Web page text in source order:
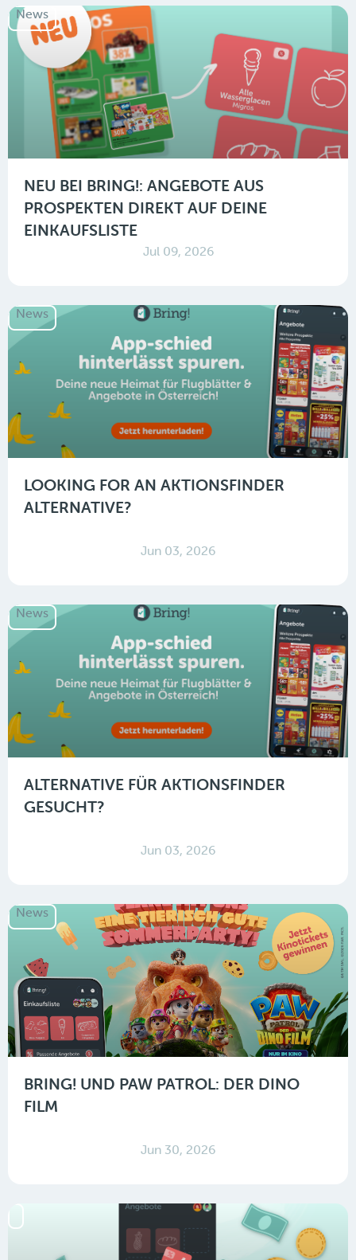
News
NEU BEI BRING!: ANGEBOTE AUS
PROSPEKTEN DIREKT AUF DEINE
EINKAUFSLISTE
Jul 09, 2026
News
LOOKING FOR AN AKTIONSFINDER
ALTERNATIVE?
Jun 03, 2026
News
ALTERNATIVE FÜR AKTIONSFINDER
GESUCHT?
Jun 03, 2026
News
BRING! UND PAW PATROL: DER DINO
FILM
Jun 30, 2026